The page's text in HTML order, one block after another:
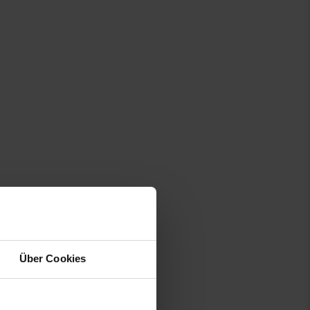
Über Cookies
Seitenende